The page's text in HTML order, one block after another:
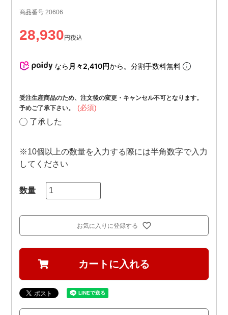
商品番号 20606
28,930 税込
なら 月々2,410円から。分割手数料無料
受注生産商品のため、注文後の変更・キャンセル不可となります。
予めご了承下さい。
(必須)
了承した
※10個以上の数量を入力する際には半角数字で入力
してください
お気に入りに登録する
カートに入れる